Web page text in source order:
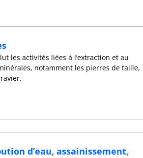
les activités liées à l’extraction et au
notamment les pierres de taille,
d’eau, assainissement,